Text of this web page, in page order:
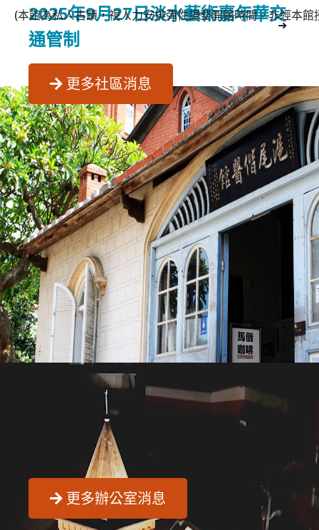
2025年9月27日淡水藝術嘉年華交
通管制
➜
更多社區消息
2025年奉獻證明，即日起請向辦公
室領取
➜
索取2026 年第二季（4 月〜6 月）
事工服事表
清明連假，教會辦公室4/3(五)、
4/6(一)配合國定假日放假
➜
歡迎兄姐索取 2026 年第 2季《充
滿我(26)》聖經填充抄本
更多辦公室消息
(本館為私人古蹟，視人力安排彈性調整開館時間。非經本